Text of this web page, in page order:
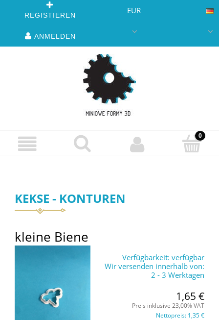
REGISTIEREN
ANMELDEN
EUR
KEKSE - KONTUREN
kleine Biene
Verfügbarkeit: verfügbar
Wir versenden innerhalb von:
2 - 3 Werktagen
1,65 €
Preis inklusive 23,00% VAT
Nettopreis: 1,35 €